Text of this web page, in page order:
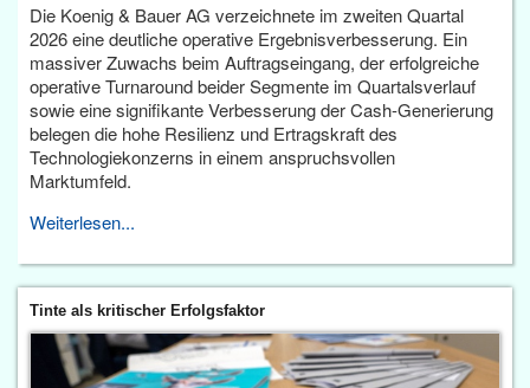
Die Koenig & Bauer AG verzeichnete im zweiten Quartal
2026 eine deutliche operative Ergebnisverbesserung. Ein
massiver Zuwachs beim Auftragseingang, der erfolgreiche
operative Turnaround beider Segmente im Quartalsverlauf
sowie eine signifikante Verbesserung der Cash-Generierung
belegen die hohe Resilienz und Ertragskraft des
Technologiekonzerns in einem anspruchsvollen
Marktumfeld.
Weiterlesen...
Tinte als kritischer Erfolgsfaktor